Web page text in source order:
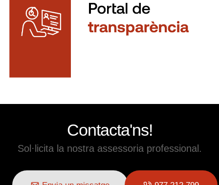
Contacta'ns!
Sol·licita la nostra assessoria professional.